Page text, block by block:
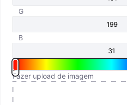
G
B
Fazer upload de imagem